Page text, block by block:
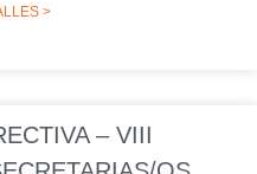
>
– VIII